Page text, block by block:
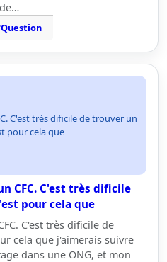
C'est très dificile de trouver un
pour cela que
CFC. C'est très dificile
pour cela que
C'est très dificile de
cela que j'aimerais suivre
dans une ONG, et mon